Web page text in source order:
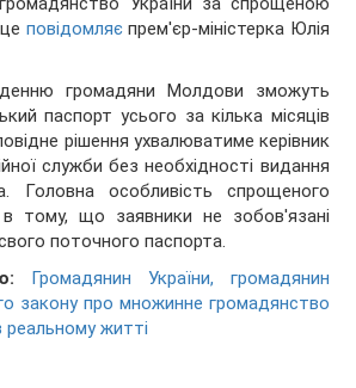
повідомляєпрем'єр-міністерка Юлія
громадяни Молдови зможуть
паспорт усього за кілька місяців
рішення ухвалюватиме керівник
служби без необхідності видання
Головна особливість спрощеного
тому, що заявники не зобов'язані
поточного паспорта.
Громадянин України, громадянин
закону про множинне громадянство
реальному житті